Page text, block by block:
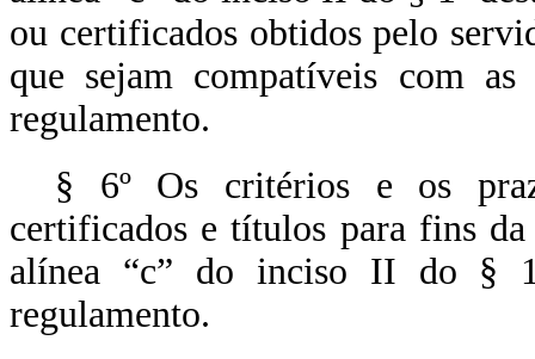
ou certificados obtidos pelo
que sejam compatíveis com
regulamento.
§ 6º Os critérios e os
certificados e títulos para fins
alínea “c” do inciso II do §
regulamento.